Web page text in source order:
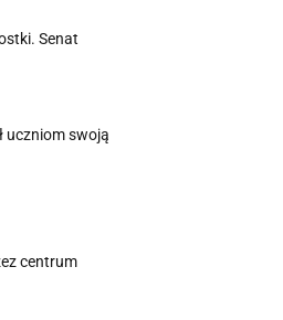
Senat
uczniom swoją
centrum